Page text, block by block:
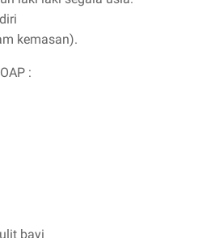
kemasan).
:
bayi